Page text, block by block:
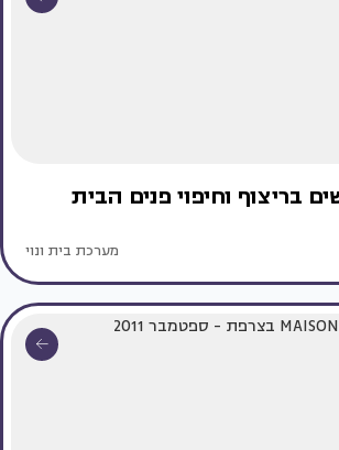
בריצוף וחיפוי פנים הבית
מערכת בית ונוי